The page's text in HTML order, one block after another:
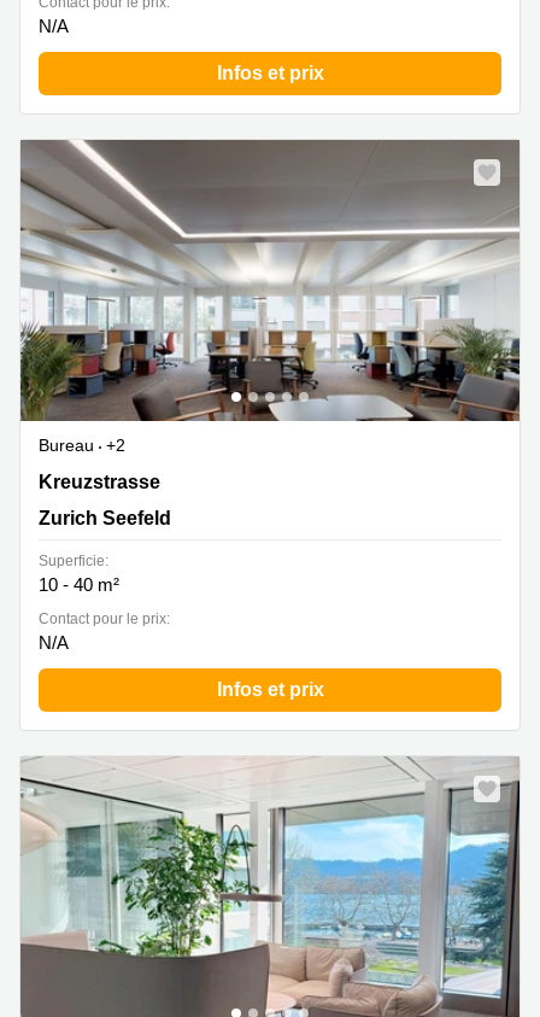
N/A
Infos et prix
Bureau
+2
Kreuzstrasse 24, Zurich Seefeld
Kreuzstrasse
Zurich Seefeld
Superficie:
10 - 40 m²
Contact pour le prix:
N/A
Infos et prix